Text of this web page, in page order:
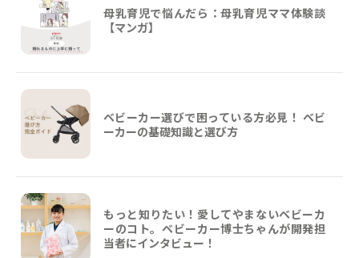
母乳育児で悩んだら：母乳育児ママ体験談
【マンガ】
ベビーカー選びで困っている方必見！ ベビ
ーカーの基礎知識と選び方
もっと知りたい！愛してやまないベビーカ
ーのコト。ベビーカー博士ちゃんが開発担
当者にインタビュー！